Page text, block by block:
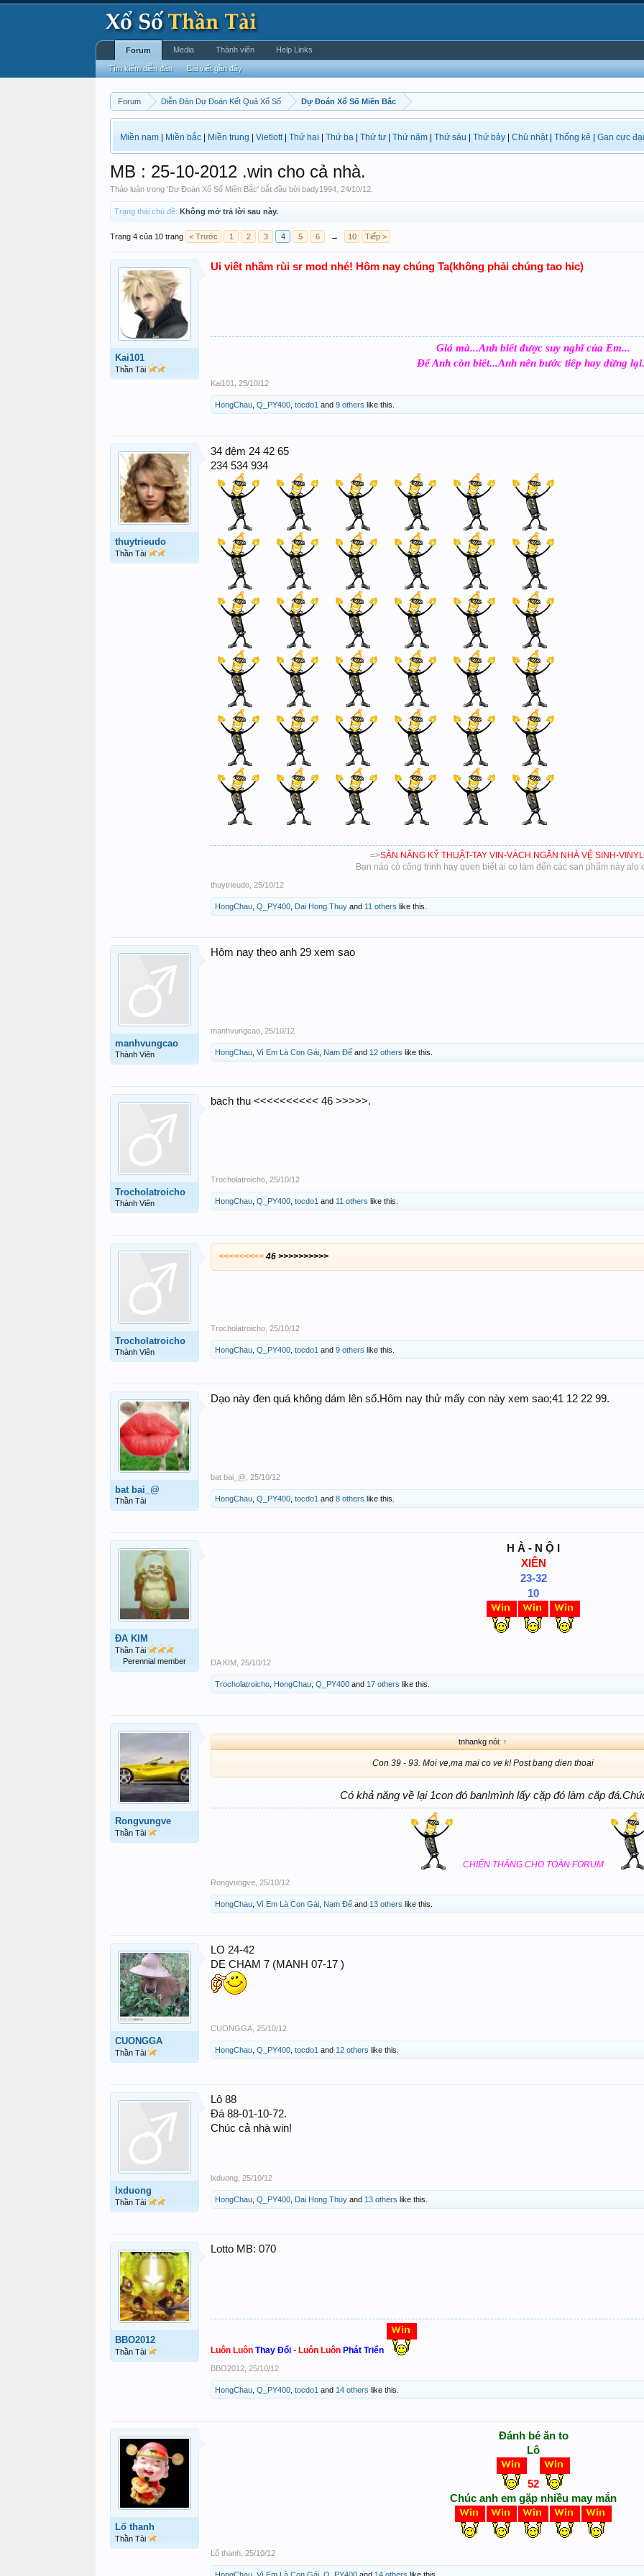
Forum Diễn Đàn Dự Đoán Kết Quả Xổ Số Dự Đoán Xổ Số Miền Bắc
Miền nam Miền bắc Miền trung Vietlott| Thứ hai Thứ ba Thứ tư Thứ năm Thứ sáu Thứ bảy Chủ nhật| Thống kê Gan cực đại
MB : 25-10-2012 .win cho cả nhà.
Thảo luận trong 'Dự Đoán Xổ Số Miền Bắc' bắt đầu bởi bady1994 24/10/12
Trạng thái chủ đề: Không mở trả lời sau này.
Trang 4 của 10 trang < Trước 1 2 3 4 5 6 → 10 Tiếp >
Kai101
Thần Tài
Ui viết nhầm rùi sr mod nhé! Hôm nay chúng Ta(không phải chúng tao hic)
Giá mà...Anh biết được suy nghĩ của Em...
Để Anh còn biết...Anh nên bước tiếp hay dừng
Kai101 25/10/12
HongChau Q_PY400 tocdo1 and 9 others like this.
thuytrieudo
Thần Tài
34 đệm 24 42 65
234 534 934
=>SÀN NÂNG KỸ THUẬT-TAY VIN-VÁCH NGĂN NHÀ VỆ SINH-
Bạn nào có công trình hay quen biết ai co làm đến các san phẩm này alo
thuytrieudo 25/10/12
HongChau Q_PY400 Dai Hong Thuy and 11 others like this.
manhvungcao
Thành Viên
Hôm nay theo anh 29 xem sao
manhvungcao 25/10/12
HongChau Vì Em Là Con Gái Nam Đế and 12 others like this.
Trocholatroicho
Thành Viên
bach thu <<<<<<<<<< 46 >>>>>.
Trocholatroicho 25/10/12
HongChau Q_PY400 tocdo1 and 11 others like this.
Trocholatroicho
Thành Viên
<<<<<<<<< 46 >>>>>>>>>>
Trocholatroicho 25/10/12
HongChau Q_PY400 tocdo1 and 9 others like this.
bat bai_@
Thần Tài
Dạo này đen quá không dám lên số.Hôm nay thử mấy con này xem sao;41 12 22 99.
bat bai_@ 25/10/12
HongChau Q_PY400 tocdo1 and 8 others like this.
ĐA KIM
Thần Tài
Perennial member
H À - N Ộ I
XIÊN
23-32
10
ĐA KIM 25/10/12
Trocholatroicho HongChau Q_PY400 and 17 others like this.
Rongvungve
Thần Tài
tnhankg nói: ↑
Con 39 - 93. Moi ve,ma mai co ve k! Post bang dien thoai
Có khả năng về lại 1con đó ban!mình lấy cặp đó làm căp
CHIẾN THẮNG CHO TOÀN FORUM
Rongvungve 25/10/12
HongChau Vì Em Là Con Gái Nam Đế and 13 others like this.
CUONGGA
Thần Tài
LO 24-42
DE CHAM 7 (MANH 07-17 )
CUONGGA 25/10/12
HongChau Q_PY400 tocdo1 and 12 others like this.
lxduong
Thần Tài
Lô 88
Đá 88-01-10-72.
Chúc cả nhà win!
lxduong 25/10/12
HongChau Q_PY400 Dai Hong Thuy and 13 others like this.
BBO2012
Thần Tài
Lotto MB: 070
Luôn Luôn Thay Đổi - Luôn Luôn Phát Triển
BBO2012 25/10/12
HongChau Q_PY400 tocdo1 and 14 others like this.
Lố thanh
Thần Tài
Đánh bé ăn to
Lô
52
Chúc anh em gặp nhiều may mắn
Lố thanh 25/10/12
Forum
Tìm kiếm diễn đàn Bài viết gần đây
Media Thành viên Help Links